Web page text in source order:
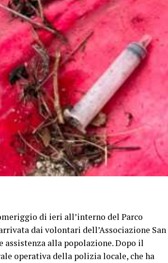
di ieri all’interno del Parco
dai volontari dell’Associazione San
alla popolazione. Dopo il
operativa della polizia locale, che ha